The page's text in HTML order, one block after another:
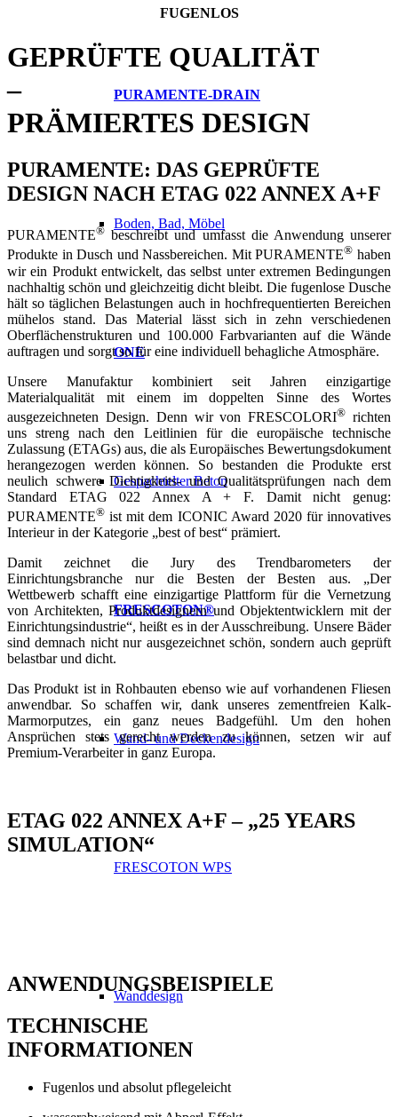
PURAMENTE-DRAIN
Boden, Bad, Möbel
ONE
Gespachtelter Beton
FRESCOTON®
Wand- und Deckendesign
FRESCOTON WPS
Wanddesign
FUGENLOS
GEPRÜFTE QUALITÄT
–
PRÄMIERTES DESIGN
PURAMENTE: DAS GEPRÜFTE
DESIGN NACH ETAG 022 ANNEX A+F
PURAMENTE® beschreibt und umfasst die Anwendung unserer
Produkte in Dusch und Nassbereichen. Mit PURAMENTE® haben
wir ein Produkt entwickelt, das selbst unter extremen Bedingungen
nachhaltig schön und gleichzeitig dicht bleibt. Die fugenlose Dusche
hält so täglichen Belastungen auch in hochfrequentierten Bereichen
mühelos stand. Das Material lässt sich in zehn verschiedenen
Oberflächenstrukturen und 100.000 Farbvarianten auf die Wände
auftragen und sorgt so für eine individuell behagliche Atmosphäre.
Unsere Manufaktur kombiniert seit Jahren einzigartige
Materialqualität mit einem im doppelten Sinne des Wortes
ausgezeichneten Design. Denn wir von FRESCOLORI® richten
uns streng nach den Leitlinien für die europäische technische
Zulassung (ETAGs) aus, die als Europäisches Bewertungsdokument
herangezogen werden können. So bestanden die Produkte erst
neulich schwere Dichtigkeits- und Qualitätsprüfungen nach dem
Standard ETAG 022 Annex A + F. Damit nicht genug:
PURAMENTE® ist mit dem ICONIC Award 2020 für innovatives
Interieur in der Kategorie „best of best“ prämiert.
Damit zeichnet die Jury des Trendbarometers der
Einrichtungsbranche nur die Besten der Besten aus. „Der
Wettbewerb schafft eine einzigartige Plattform für die Vernetzung
von Architekten, Produktdesignern und Objektentwicklern mit der
Einrichtungsindustrie“, heißt es in der Ausschreibung. Unsere Bäder
sind demnach nicht nur ausgezeichnet schön, sondern auch geprüft
belastbar und dicht.
Das Produkt ist in Rohbauten ebenso wie auf vorhandenen Fliesen
anwendbar. So schaffen wir, dank unseres zementfreien Kalk-
Marmorputzes, ein ganz neues Badgefühl. Um den hohen
Ansprüchen stets gerecht werden zu können, setzen wir auf
Premium-Verarbeiter in ganz Europa.
ETAG 022 ANNEX A+F – „25 YEARS
SIMULATION“
ANWENDUNGSBEISPIELE
TECHNISCHE
INFORMATIONEN
Fugenlos und absolut pflegeleicht